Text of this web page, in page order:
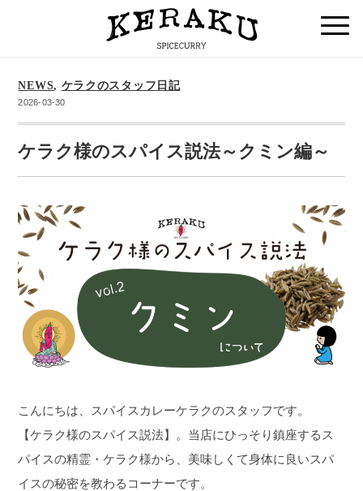
NEWS, ケラクのスタッフ日記
2026-03-30
ケラク様のスパイス説法～クミン編～
こんにちは、スパイスカレーケラクのスタッフです。
【ケラク様のスパイス説法】。当店にひっそり鎮座するス
パイスの精霊・ケラク様から、美味しくて身体に良いスパ
イスの秘密を教わるコーナーです。